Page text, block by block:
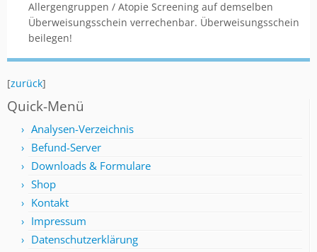
Allergengruppen / Atopie Screening auf demselben
Überweisungsschein verrechenbar. Überweisungsschein
beilegen!
[zurück]
Quick-Menü
Analysen-Verzeichnis
Befund-Server
Downloads & Formulare
Shop
Kontakt
Impressum
Datenschutzerklärung